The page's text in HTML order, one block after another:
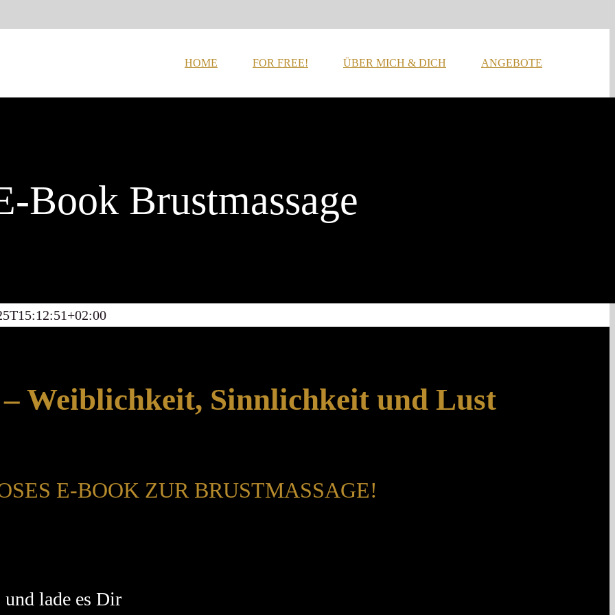
HOME FOR FREE! ÜBER MICH & DICH ANGEBOTE
Book Brustmassage
– Weiblichkeit, Sinnlichkeit und Lust
E-BOOK ZUR BRUSTMASSAGE!
lade es Dir